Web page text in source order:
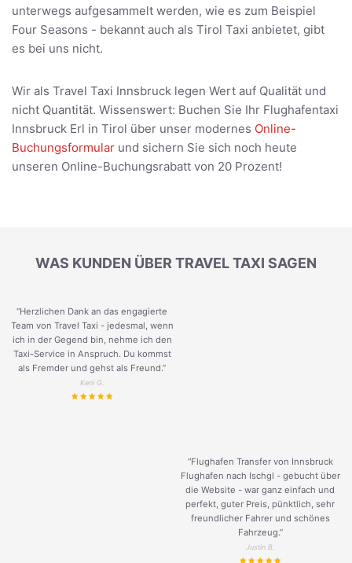
unterwegs aufgesammelt werden, wie es zum Beispiel
Four Seasons - bekannt auch als Tirol Taxi anbietet, gibt
es bei uns nicht.
Wir als Travel Taxi Innsbruck legen Wert auf Qualität und
nicht Quantität. Wissenswert: Buchen Sie Ihr Flughafentaxi
Innsbruck Erl in Tirol über unser modernes Online-
Buchungsformular und sichern Sie sich noch heute
unseren Online-Buchungsrabatt von 20 Prozent!
WAS KUNDEN ÜBER TRAVEL TAXI SAGEN
“Herzlichen Dank an das engagierte
Team von Travel Taxi - jedesmal, wenn
ich in der Gegend bin, nehme ich den
Taxi-Service in Anspruch. Du kommst
als Fremder und gehst als Freund.”
Keni G.
“Flughafen Transfer von Innsbruck
Flughafen nach Ischgl - gebucht über
die Website - war ganz einfach und
perfekt, guter Preis, pünktlich, sehr
freundlicher Fahrer und schönes
Fahrzeug.”
Justin B.